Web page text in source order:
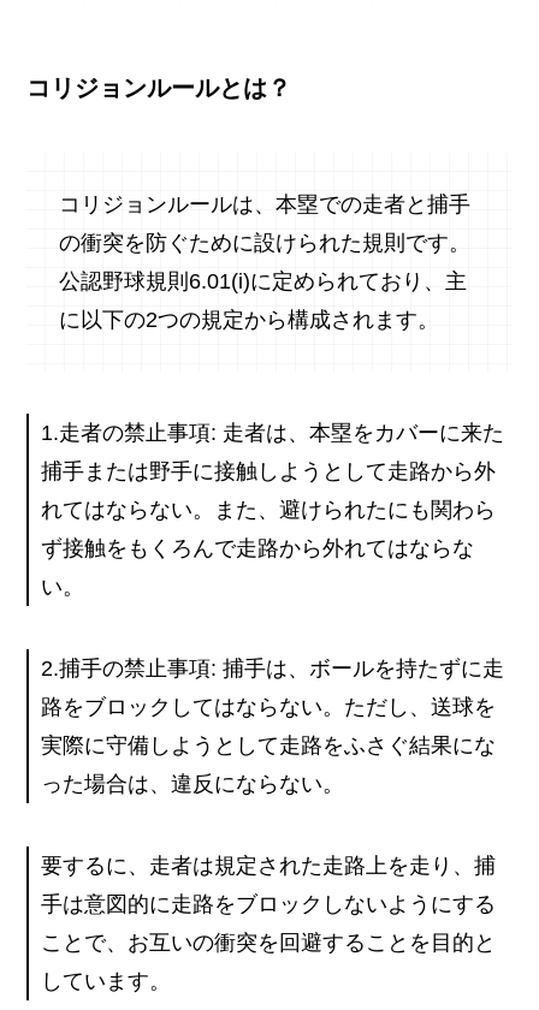
コリジョンルールとは？
コリジョンルールは、本塁での走者と捕手
の衝突を防ぐために設けられた規則です。
公認野球規則6.01(i)に定められており、主
に以下の2つの規定から構成されます。
1.走者の禁止事項: 走者は、本塁をカバーに来た
捕手または野手に接触しようとして走路から外
れてはならない。また、避けられたにも関わら
ず接触をもくろんで走路から外れてはならな
い。
2.捕手の禁止事項: 捕手は、ボールを持たずに走
路をブロックしてはならない。ただし、送球を
実際に守備しようとして走路をふさぐ結果にな
った場合は、違反にならない。
要するに、走者は規定された走路上を走り、捕
手は意図的に走路をブロックしないようにする
ことで、お互いの衝突を回避することを目的と
しています。